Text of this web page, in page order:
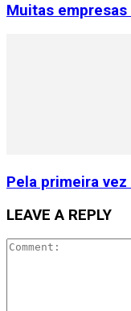
Muitas
Pela primeira
LEAVE A REPLY